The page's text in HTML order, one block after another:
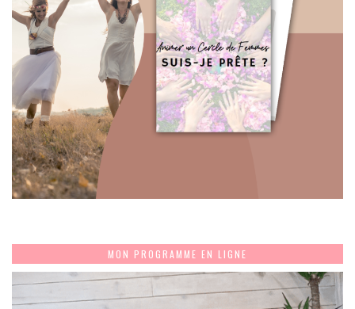
MON PROGRAMME EN LIGNE